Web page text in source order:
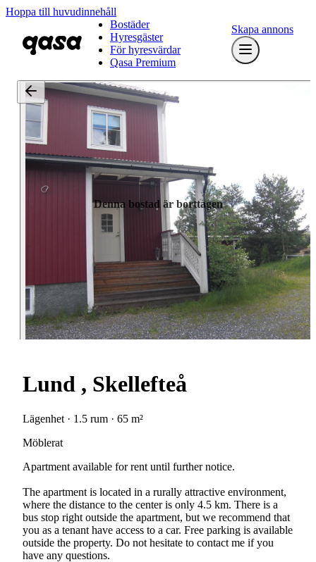
Hoppa till huvudinnehåll
Bostäder
Hyresgäster
För hyresvärdar
Qasa Premium
Skapa annons
Denna bostad är borttagen
Lund , Skellefteå
Lägenhet · 1.5 rum · 65 m²
Möblerat
Apartment available for rent until further notice.
The apartment is located in a rurally attractive environment,
where the distance to the center is only 4.5 km. There is a
bus stop right outside the apartment, but we recommend that
you as a tenant have access to a car. Free parking is available
outside the property. Do not hesitate to contact me if you
have any questions.